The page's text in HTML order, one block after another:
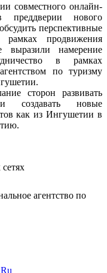
совместного онлайн-
преддверии нового
перспективные
рамках продвижения
выразили намерение
в рамках
по туризму
сторон развивать
и создавать новые
как из Ингушетии в
агентство по